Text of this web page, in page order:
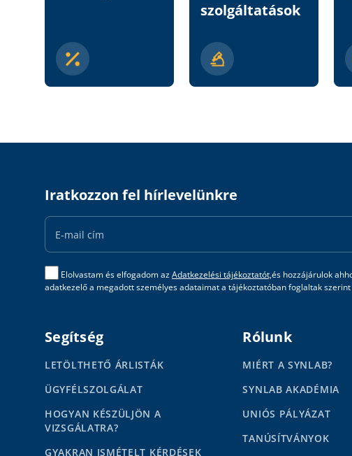
szolgáltatások
Iratkozzon fel hírlevelünkre
Email
Address
Elolvastam és elfogadom azAdatkezelési tájékoztatót,és hozzájárulok
adatkezelő a megadott személyes adataimat a tájékoztatóban foglaltak
Segítség
LETÖLTHETŐ ÁRLISTÁK
ÜGYFÉLSZOLGÁLAT
HOGYAN KÉSZÜLJÖN A
VIZSGÁLATRA?
GYAKRAN ISMÉTELT KÉRDÉSEK
Rólunk
MIÉRT A SYNLAB?
SYNLAB AKADÉMIA
UNIÓS PÁLYÁZAT
TANÚSÍTVÁNYOK